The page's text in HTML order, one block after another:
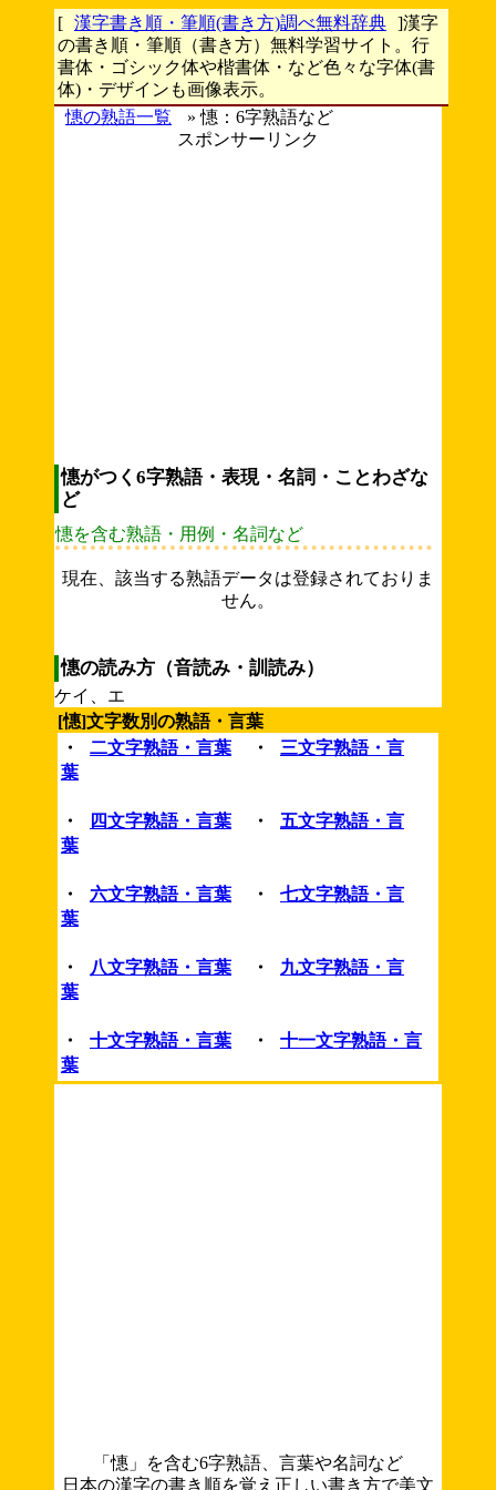
[ 漢字書き順・筆順(書き方)調べ無料辞典 ]漢字
の書き順・筆順（書き方）無料学習サイト。行
書体・ゴシック体や楷書体・など色々な字体(書
体)・デザインも画像表示。
憓の熟語一覧
» 憓：6字熟語など
スポンサーリンク
憓がつく6字熟語・表現・名詞・ことわざな
ど
憓を含む熟語・用例・名詞など
現在、該当する熟語データは登録されておりま
せん。
憓の読み方（音読み・訓読み）
ケイ、エ
[憓]文字数別の熟語・言葉
・
二文字熟語・言葉 ・
三文字熟語・言
葉
・ 四文字熟語・言葉 ・
五文字熟語・言
葉
・ 六文字熟語・言葉 ・
七文字熟語・言
葉
・ 八文字熟語・言葉 ・
九文字熟語・言
葉
・ 十文字熟語・言葉 ・
十一文字熟語・言
葉
「憓」を含む6字熟語、言葉や名詞など
日本の漢字の書き順を覚え正しい書き方で美文